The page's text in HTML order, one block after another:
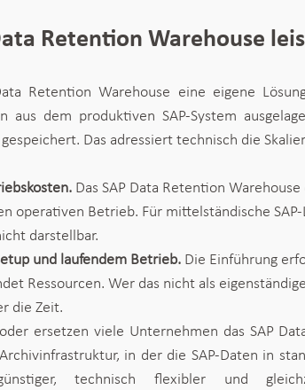
Retention Warehouse
Retention Warehouse eine eigene
aus dem produktiven SAP-System
Das adressiert technisch die
Das SAP Data Retention
operativen Betrieb. Für mittelständische
darstellbar.
und laufendem Betrieb. Die Einführung
Ressourcen. Wer das nicht als
die Zeit.
ersetzen viele Unternehmen das SAP
in der die SAP-Daten in
technisch flexibler und